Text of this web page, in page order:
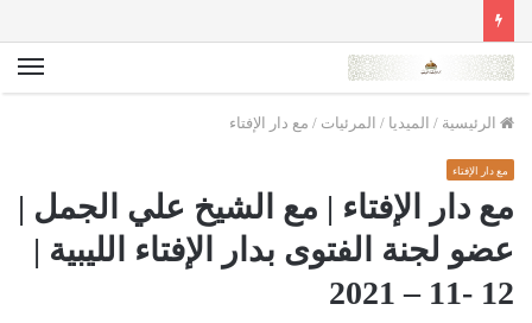
الرئيسية / الميديا / المرئيات / مع دار الإفتاء
مع دار الإفتاء
مع دار الإفتاء | مع الشيخ علي الجمل |
عضو لجنة الفتوى بدار الإفتاء الليبية |
12 -11 – 2021